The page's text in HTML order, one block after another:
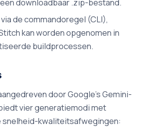
de commandoregel (CLI),
kan worden opgenomen in
buildprocessen.
door Google's Gemini-
vier generatiemodi met
snelheid-kwaliteitsafwegingen: